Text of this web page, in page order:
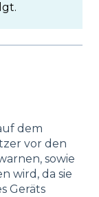
dem
vor den
sowie
wird, da sie
Geräts